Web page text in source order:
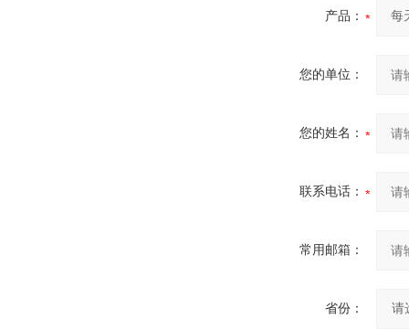
产品：
您的单位：
您的姓名：
联系电话：
常用邮箱：
省份：